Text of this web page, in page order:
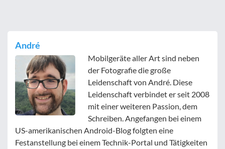
André
Mobilgeräte aller Art sind neben
der Fotografie die große
Leidenschaft von André. Diese
Leidenschaft verbindet er seit 2008
mit einer weiteren Passion, dem
Schreiben. Angefangen bei einem
US-amerikanischen Android-Blog folgten eine
Festanstellung bei einem Technik-Portal und Tätigkeiten